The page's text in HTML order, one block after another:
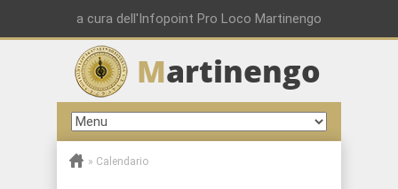
a cura dell'Infopoint Pro Loco Martinengo
Martinengo
» Calendario